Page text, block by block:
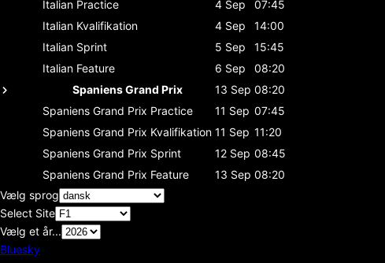
Italian Practice 4 Sep
07:45
Italian Kvalifikation 4 Sep
14:00
Italian Sprint 5 Sep
15:45
Italian Feature 6 Sep
08:20
Spaniens Grand Prix
13 Sep 08:20
Spaniens Grand Prix Practice 11 Sep 07:45
Spaniens Grand Prix Kvalifikation 11 Sep 11:20
Spaniens Grand Prix Sprint 12 Sep 08:45
Spaniens Grand Prix Feature 13 Sep 08:20
Vælg sprog
Select Site
Vælg et år...
Bluesky